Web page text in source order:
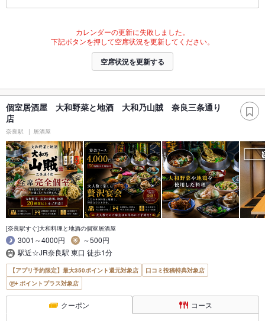
カレンダーの更新に失敗しました。
下記ボタンを押して空席状況を更新してください。
空席状況を更新する
個室居酒屋 大和野菜と地酒 大和乃山賊 奈良三条通り
店
奈良駅 居酒屋
[奈良駅すぐ]大和料理と地酒の個室居酒屋
3001～4000円
～500円
駅近☆JR奈良駅 東口 徒歩1分
【アプリ予約限定】最大350ポイント還元対象店
口コミ投稿特典対象店
ポイントプラス対象店
クーポン コース